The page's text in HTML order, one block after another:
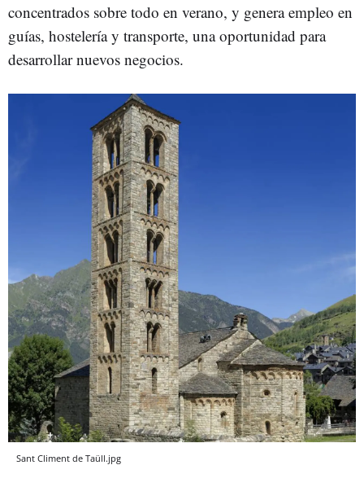
concentrados sobre todo en verano, y genera empleo en
guías, hostelería y transporte, una oportunidad para
desarrollar nuevos negocios.
Sant Climent de Taüll.jpg